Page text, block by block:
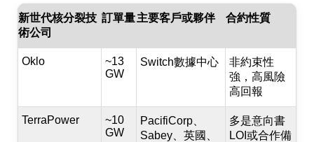
新世代核分裂技
術公司
訂單量主要客戶或夥伴 合約性質
Oklo
~13
GW
Switch數據中心
非約束性
強，高風險
高回報
TerraPower
~10
GW
PacifiCorp、
Sabey、英國、
多是意向書
LOI或合作備